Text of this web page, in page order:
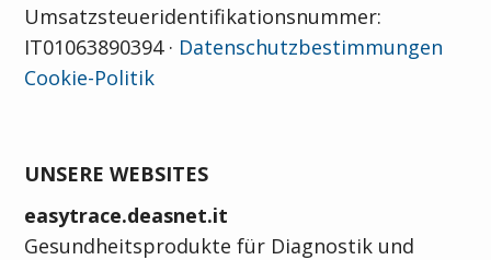
Umsatzsteueridentifikationsnummer:
IT01063890394 · Datenschutzbestimmungen
Cookie-Politik
UNSERE WEBSITES
easytrace.deasnet.it
Gesundheitsprodukte für Diagnostik und